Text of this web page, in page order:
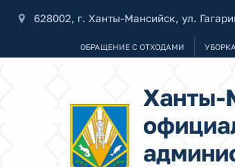
628002, г. Ханты-Мансийск, ул.
ОБРАЩЕНИЕ С ОТХОДАМИ
Ханты-